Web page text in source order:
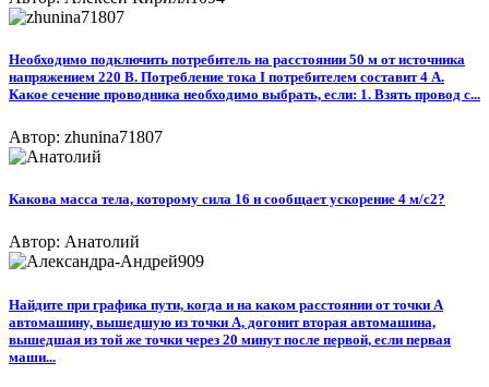
Необходимо подключить потребитель на расстоянии 50 м от источника
напряжением 220 В. Потребление тока I потребителем составит 4 А.
Какое сечение проводника необходимо выбрать, если: 1. Взять провод с...
Автор: zhunina71807
Какова масса тела, которому сила 16 н сообщает ускорение 4 м/с2?
Автор: Анатолий
Найдите при графика пути, когда и на каком расстоянии от точки А
автомашину, вышедшую из точки А, догонит вторая автомашина,
вышедшая из той же точки через 20 минут после первой, если первая
маши...